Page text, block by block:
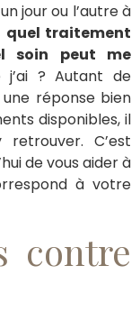
jour ou l’autre à
quel traitement
soin peut me
? Autant de
réponse bien
disponibles, il
C’est
de vous aider à
à votre
contre